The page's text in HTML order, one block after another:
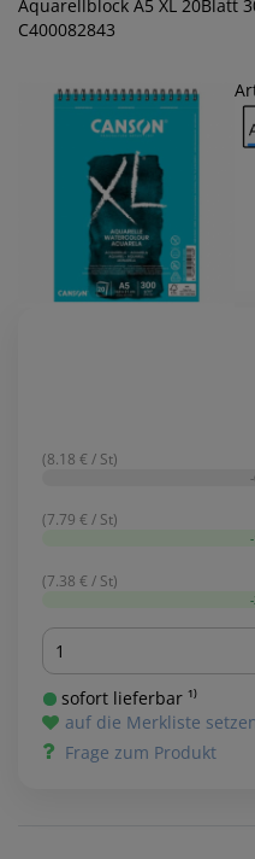
Aquarellblock A5 XL 20Blatt
C400082843
(8.18 € / St)
(7.79 € / St)
(7.38 € / St)
Menge
sofort lieferbar ¹⁾
auf die Merkliste
Frage zum Produkt